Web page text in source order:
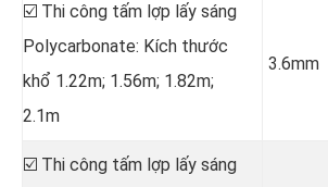
☑️ Thi công tấm lợp lấy sáng
Polycarbonate: Kích thước
khổ 1.22m; 1.56m; 1.82m;
2.1m
3.6mm
☑️ Thi công tấm lợp lấy sáng